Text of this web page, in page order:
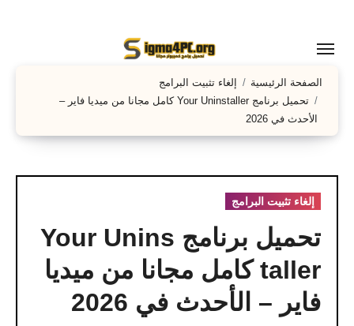
المحتوى
الصفحة الرئيسية
إلغاء تثبيت البرامج
تحميل برنامج Your Uninstaller كامل مجانا من ميديا ​​فاير –
الأحدث في 2026
إلغاء تثبيت البرامج
تحميل برنامج Your Unins
taller كامل مجانا من ميديا ​​
فاير – الأحدث في 2026